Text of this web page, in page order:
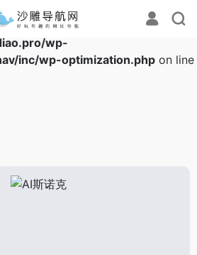
conversion in
wp-
inc/wp-optimization.php on line